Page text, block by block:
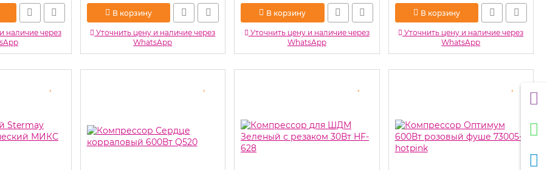
наличие через
В корзину
Уточнить цену и наличие через
WhatsApp
В корзину
Уточнить цену и наличие через
WhatsApp
В корзину
Уточнить цену и наличие через
WhatsApp